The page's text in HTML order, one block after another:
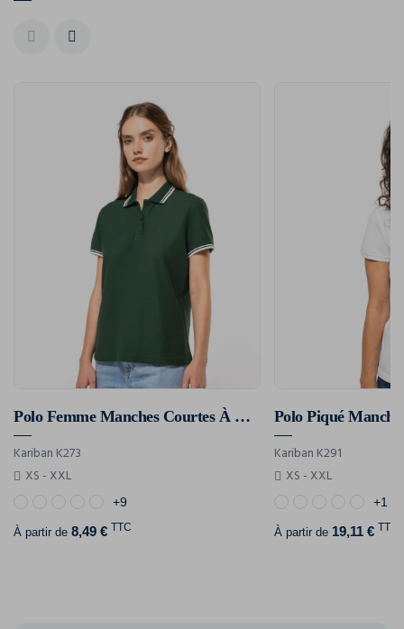
Polo Femme Manches Courtes À Liserés Contrastés
Kariban K273
XS - XXL
+9
À partir de 8,49 € TTC
Polo Piqué
Kariban K291
XS - XXL
+1
À partir de 19,11 € TTC